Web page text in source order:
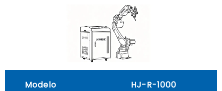
Modelo HJ-R-1000